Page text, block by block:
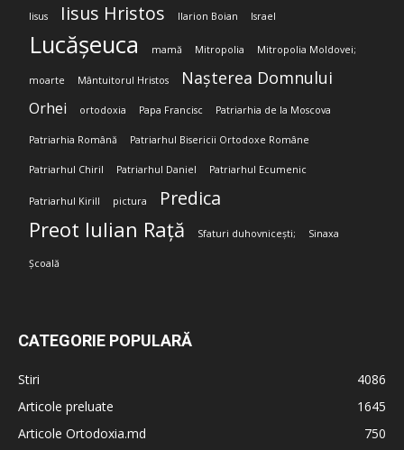
Iisus Iisus Hristos Ilarion Boian Israel
Lucășeuca mamă Mitropolia Mitropolia Moldovei;
moarte Mântuitorul Hristos Nașterea Domnului
Orhei ortodoxia Papa Francisc Patriarhia de la Moscova
Patriarhia Română Patriarhul Bisericii Ortodoxe Române
Patriarhul Chiril Patriarhul Daniel Patriarhul Ecumenic
Patriarhul Kirill pictura Predica
Preot Iulian Rață Sfaturi duhovnicești; Sinaxa
Școală
CATEGORIE POPULARĂ
Stiri
4086
Articole preluate
1645
Articole Ortodoxia.md
750